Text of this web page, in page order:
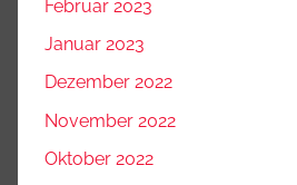
Februar 2023
Januar 2023
Dezember 2022
November 2022
Oktober 2022